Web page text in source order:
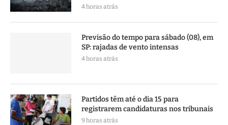
4 horas atrás
Previsão do tempo para sábado (08), em
SP: rajadas de vento intensas
4 horas atrás
Partidos têm até o dia 15 para
registrarem candidaturas nos tribunais
9 horas atrás